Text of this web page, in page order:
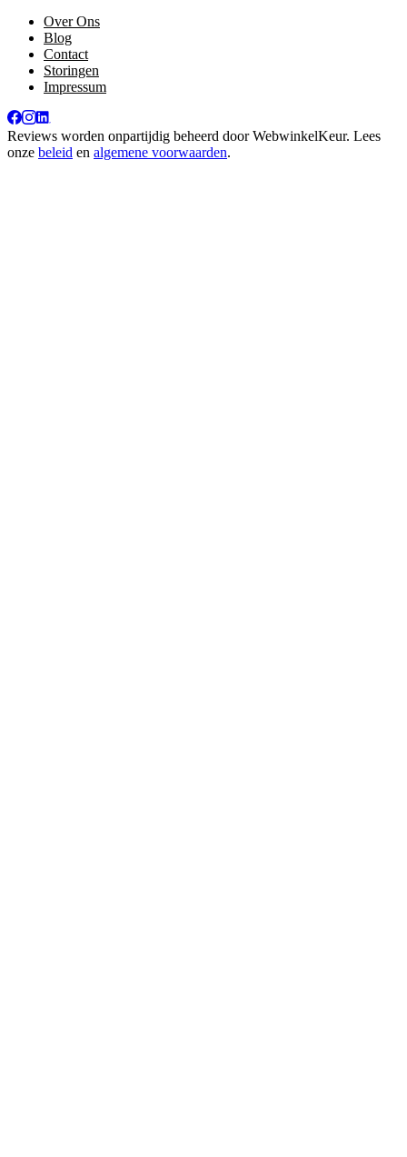
Over Ons
Blog
Contact
Storingen
Impressum
Reviews worden onpartijdig beheerd doorWebwinkelKeur. Lees
onze beleid en algemene voorwaarden.